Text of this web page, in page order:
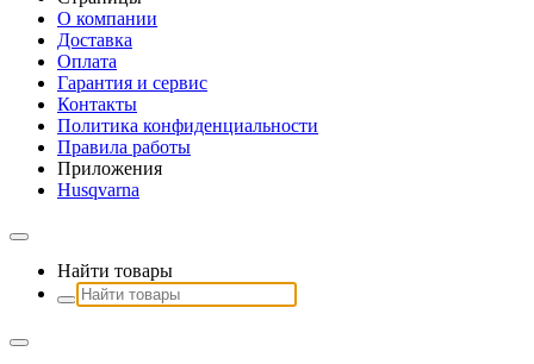
О компании
Доставка
Оплата
Гарантия и сервис
Контакты
Политика конфиденциальности
Правила работы
Приложения
Husqvarna
Найти товары